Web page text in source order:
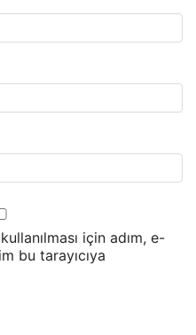
için adım, e-
bu tarayıcıya